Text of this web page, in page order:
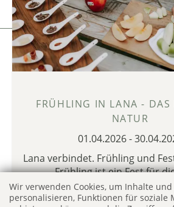
Wir verwenden Cookies, um Inhalte
personalisieren, Funktionen für soziale
produced by
FRÜHLING IN LANA - DAS
NATUR
01.04.2026-
Lana verbindet. Frühling und
Frühling ist ein Fest für
FRÜHLINGS ANGEBOTE IN